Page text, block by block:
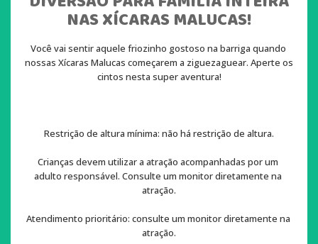
NAS XÍCARAS MALUCAS!
Você vai sentir aquele friozinho gostoso na barriga quando
nossas Xícaras Malucas começarem a ziguezaguear. Aperte os
cintos nesta super aventura!
Restrição de altura mínima: não há restrição de altura.
Crianças devem utilizar a atração acompanhadas por um
adulto responsável. Consulte um monitor diretamente na
atração.
Atendimento prioritário: consulte um monitor diretamente na
atração.